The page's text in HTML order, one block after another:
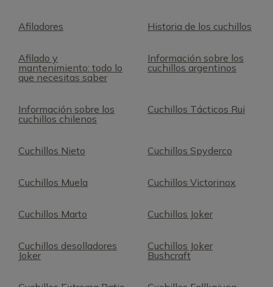
Afiladores Historia de los cuchillos
Afilado y
mantenimiento: todo lo
que necesitas saber
Información sobre los
cuchillos argentinos
Información sobre los
cuchillos chilenos
Cuchillos Tácticos Rui
Cuchillos Nieto Cuchillos Spyderco
Cuchillos Muela Cuchillos Victorinox
Cuchillos Marto Cuchillos Joker
Cuchillos desolladores
Joker
Cuchillos Joker
Bushcraft